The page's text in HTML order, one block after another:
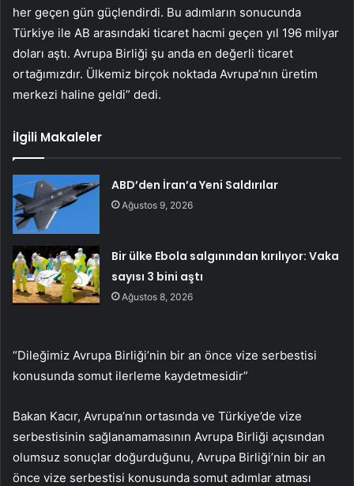
her geçen gün güçlendirdi. Bu adımların sonucunda
Türkiye ile AB arasındaki ticaret hacmi geçen yıl 196 milyar
doları aştı. Avrupa Birliği şu anda en değerli ticaret
ortağımızdır. Ülkemiz birçok noktada Avrupa’nın üretim
merkezi haline geldi” dedi.
İlgili Makaleler
ABD’den İran’a Yeni Saldırılar
Ağustos 9, 2026
Bir ülke Ebola salgınından kırılıyor: Vaka
sayısı 3 bini aştı
Ağustos 8, 2026
“Dileğimiz Avrupa Birliği’nin bir an önce vize serbestisi
konusunda somut ilerleme kaydetmesidir”
Bakan Kacır, Avrupa’nın ortasında ve Türkiye’de vize
serbestisinin sağlanamamasının Avrupa Birliği açısından
olumsuz sonuçlar doğurduğunu, Avrupa Birliği’nin bir an
önce vize serbestisi konusunda somut adımlar atması